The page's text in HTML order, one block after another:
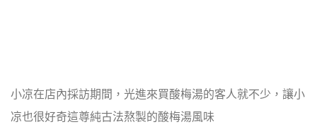
小凉在店內採訪期間，光進來買酸梅湯的客人就不少，讓小
凉也很好奇這尊純古法熬製的酸梅湯風味